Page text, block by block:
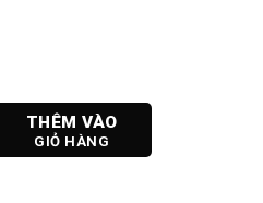
THÊM VÀO
GIỎ HÀNG